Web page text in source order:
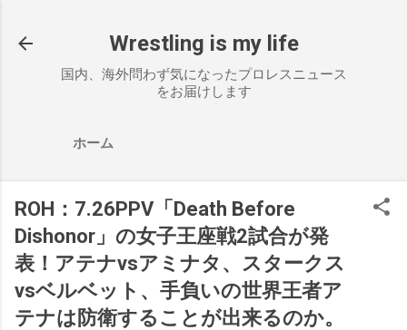
Wrestling is my life
国内、海外問わず気になったプロレスニュース
をお届けします
ホーム
ROH：7.26PPV「Death Before
Dishonor」の女子王座戦2試合が発
表！アテナvsアミナタ、スタークス
vsベルベット、手負いの世界王者ア
テナは防衛することが出来るのか。